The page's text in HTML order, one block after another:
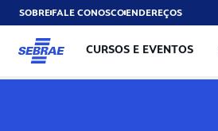
SOBREFALE CONOSCOENDEREÇOS
CURSOS E EVENTOS